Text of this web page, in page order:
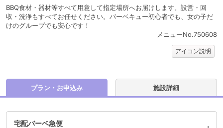
BBQ食材・器材等すべて用意して指定場所へお届けします。設営・回
収・洗浄もすべてお任せください。バーベキュー初心者でも、女の子だ
けのグループでも安心です！
メニューNo.750608
アイコン説明
プラン・お申込み 施設詳細
宅配バーベ急便